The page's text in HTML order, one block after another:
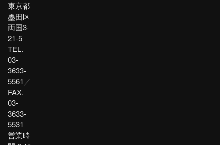
東京都
墨田区
両国3-
21-5
TEL.
03-
3633-
5561 ／
FAX.
03-
3633-
5531
営業時